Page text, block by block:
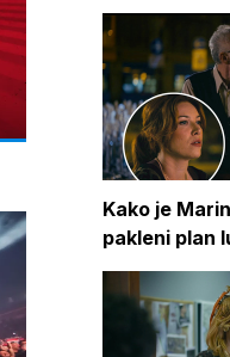
Kako je
pakleni plan